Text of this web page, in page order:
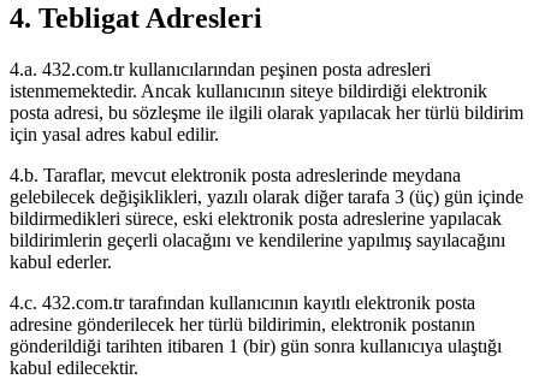
4. Tebligat Adresleri
4.a. 432.com.tr kullanıcılarından peşinen posta adresleri
istenmemektedir. Ancak kullanıcının siteye bildirdiği elektronik
posta adresi, bu sözleşme ile ilgili olarak yapılacak her türlü bildirim
için yasal adres kabul edilir.
4.b. Taraflar, mevcut elektronik posta adreslerinde meydana
gelebilecek değişiklikleri, yazılı olarak diğer tarafa 3 (üç) gün içinde
bildirmedikleri sürece, eski elektronik posta adreslerine yapılacak
bildirimlerin geçerli olacağını ve kendilerine yapılmış sayılacağını
kabul ederler.
4.c. 432.com.tr tarafından kullanıcının kayıtlı elektronik posta
adresine gönderilecek her türlü bildirimin, elektronik postanın
gönderildiği tarihten itibaren 1 (bir) gün sonra kullanıcıya ulaştığı
kabul edilecektir.